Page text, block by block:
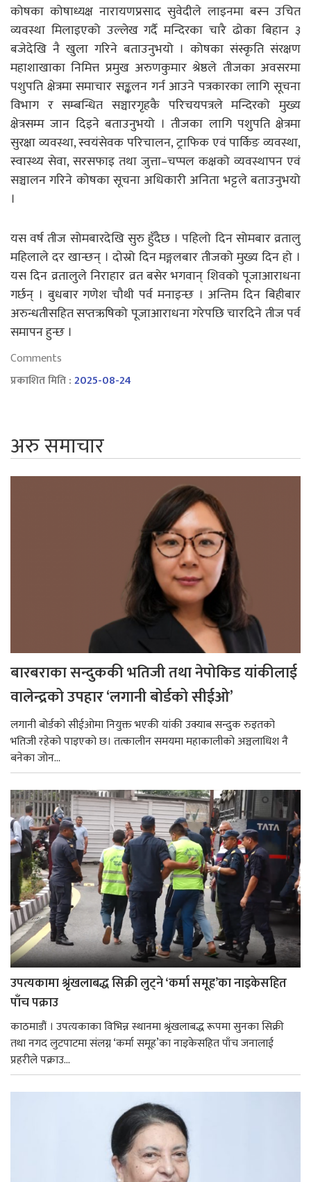
कोषका कोषाध्यक्ष नारायणप्रसाद सुवेदीले लाइनमा बस्न उचित
व्यवस्था मिलाइएको उल्लेख गर्दै मन्दिरका चारै ढोका बिहान ३
बजेदेखि नै खुला गरिने बताउनुभयो । कोषका संस्कृति संरक्षण
महाशाखाका निमित्त प्रमुख अरुणकुमार श्रेष्ठले तीजका अवसरमा
पशुपति क्षेत्रमा समाचार सङ्कलन गर्न आउने पत्रकारका लागि सूचना
विभाग र सम्बन्धित सञ्चारगृहकै परिचयपत्रले मन्दिरको मुख्य
क्षेत्रसम्म जान दिइने बताउनुभयो । तीजका लागि पशुपति क्षेत्रमा
सुरक्षा व्यवस्था, स्वयंसेवक परिचालन, ट्राफिक एवं पार्किङ व्यवस्था,
स्वास्थ्य सेवा, सरसफाइ तथा जुत्ता–चप्पल कक्षको व्यवस्थापन एवं
सञ्चालन गरिने कोषका सूचना अधिकारी अनिता भट्टले बताउनुभयो
।
यस वर्ष तीज सोमबारदेखि सुरु हुँदैछ । पहिलो दिन सोमबार व्रतालु
महिलाले दर खान्छन् । दोस्रो दिन मङ्गलबार तीजको मुख्य दिन हो ।
यस दिन व्रतालुले निराहार व्रत बसेर भगवान् शिवको पूजाआराधना
गर्छन् । बुधबार गणेश चौथी पर्व मनाइन्छ । अन्तिम दिन बिहीबार
अरुन्धतीसहित सप्तऋषिको पूजाआराधना गरेपछि चारदिने तीज पर्व
समापन हुन्छ ।
Comments
प्रकाशित मिति :2025-08-24
अरु समाचार
बारबराका सन्दुककी भतिजी तथा नेपोकिड यांकीलाई
वालेन्द्रको उपहार ‘लगानी बोर्डको सीईओ’
लगानी बोर्डको सीईओमा नियुक्त भएकी यांकी उक्याब सन्दुक रुइतको
भतिजी रहेको पाइएको छ। तत्कालीन समयमा महाकालीको अञ्चलाधिश नै
बनेका जोन...
उपत्यकामा श्रृंखलाबद्ध सिक्री लुट्ने ‘कर्मा समूह’का नाइकेसहित
पाँच पक्राउ
काठमाडौं । उपत्यकाका विभिन्न स्थानमा श्रृंखलाबद्ध रूपमा सुनका सिक्री
तथा नगद लुटपाटमा संलग्न ‘कर्मा समूह’का नाइकेसहित पाँच जनालाई
प्रहरीले पक्राउ...